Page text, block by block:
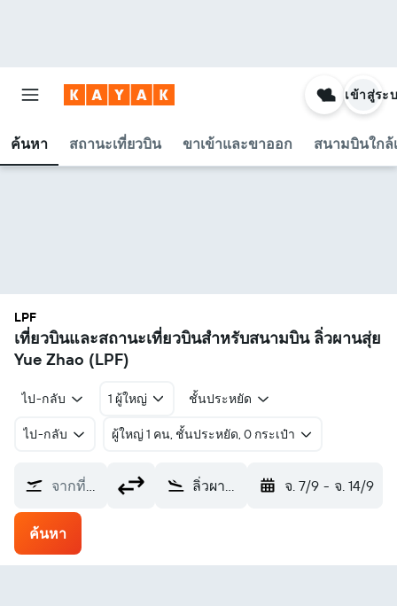
ค้นหา สถานะเที่ยวบิน ขาเข้าและขาออก สนามบินใกล้
เข้าสู่ระ
LPF
เที่ยวบินและสถานะเที่ยวบินสำหรับสนามบิน ลิ่วผานสุ่ย
Yue Zhao (LPF)
ไป-กลับ 1 ผู้ใหญ่ ชั้นประหยัด
ไป-กลับ ผู้ใหญ่ 1 คน, ชั้นประหยัด, 0 กระเป๋า
จากที่ไหน? ลิ่วผานสุ่ย Yue Zhao (LPF) จ. 7/9 - จ. 14/9
ค้นหา